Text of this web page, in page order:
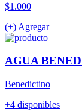
$1.000
(+) Agregar
AGUA
Benedictino
+4 disponibles